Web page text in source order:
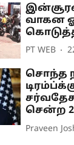
வாகன
PT WEB
சொந்த
சென்ற
Praveen